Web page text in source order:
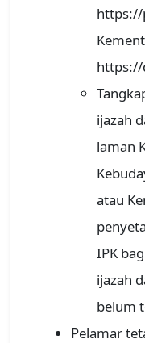
https://
https://
ijazah
laman
atau
IPK
ijazah
belum
Pelamar